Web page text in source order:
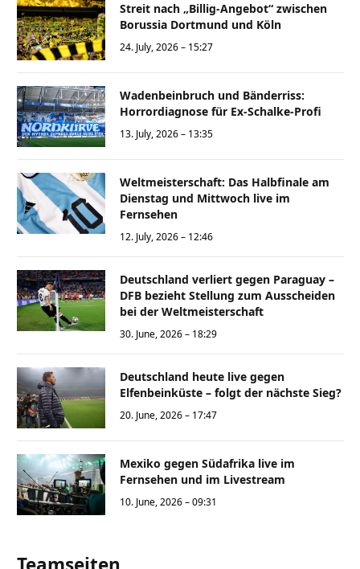
Streit nach „Billig-Angebot“ zwischen
Borussia Dortmund und Köln
24. July, 2026 – 15:27
Wadenbeinbruch und Bänderriss:
Horrordiagnose für Ex-Schalke-Profi
13. July, 2026 – 13:35
Weltmeisterschaft: Das Halbfinale am
Dienstag und Mittwoch live im
Fernsehen
12. July, 2026 – 12:46
Deutschland verliert gegen Paraguay –
DFB bezieht Stellung zum Ausscheiden
bei der Weltmeisterschaft
30. June, 2026 – 18:29
Deutschland heute live gegen
Elfenbeinküste – folgt der nächste Sieg?
20. June, 2026 – 17:47
Mexiko gegen Südafrika live im
Fernsehen und im Livestream
10. June, 2026 – 09:31